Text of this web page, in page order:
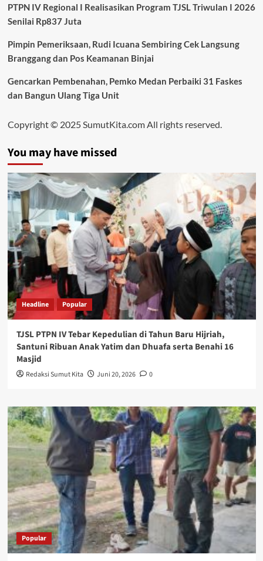
PTPN IV Regional I Realisasikan Program TJSL Triwulan I 2026
Senilai Rp837 Juta
Pimpin Pemeriksaan, Rudi Icuana Sembiring Cek Langsung
Branggang dan Pos Keamanan Binjai
Gencarkan Pembenahan, Pemko Medan Perbaiki 31 Faskes
dan Bangun Ulang Tiga Unit
Copyright © 2025 SumutKita.com All rights reserved.
You may have missed
Headline Popular
TJSL PTPN IV Tebar Kepedulian di Tahun Baru Hijriah,
Santuni Ribuan Anak Yatim dan Dhuafa serta Benahi 16
Masjid
Redaksi Sumut Kita Juni 20, 2026 0
Popular